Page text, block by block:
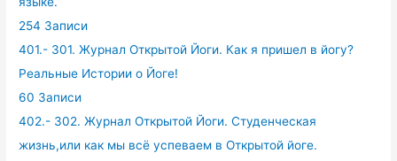
254 Записи
401.- 301. Журнал Открытой Йоги. Как я пришел в йогу?
Реальные Истории о Йоге!
60 Записи
402.- 302. Журнал Открытой Йоги. Студенческая
жизнь,или как мы всё успеваем в Открытой йоге.